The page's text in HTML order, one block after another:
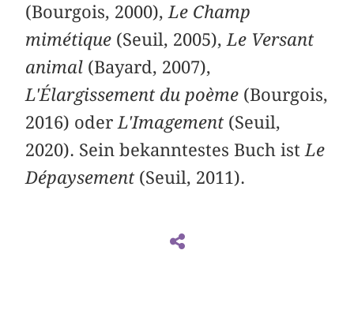
(Bourgois, 2000), Le Champ
mimétique (Seuil, 2005), Le Versant
animal (Bayard, 2007),
L'Élargissement du poème (Bourgois,
2016) oder L'Imagement (Seuil,
2020). Sein bekanntestes Buch ist Le
Dépaysement (Seuil, 2011).